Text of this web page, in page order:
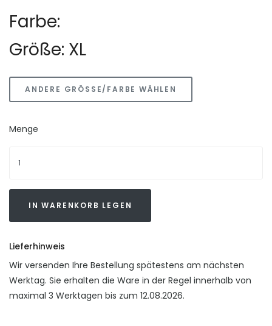
Farbe:
Größe: XL
ANDERE GRÖSSE/FARBE WÄHLEN
Menge
IN WARENKORB LEGEN
Lieferhinweis
Wir versenden Ihre Bestellung spätestens am nächsten
Werktag. Sie erhalten die Ware in der Regel innerhalb von
maximal 3 Werktagen bis zum 12.08.2026.